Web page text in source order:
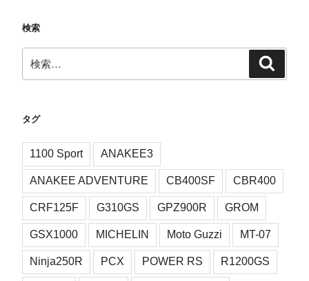
検索
検
タグ
1100 Sport ANAKEE3
ANAKEE ADVENTURE CB400SF CBR400
CRF125F G310GS GPZ900R GROM
GSX1000 MICHELIN Moto Guzzi MT-07
Ninja250R PCX POWER RS R1200GS